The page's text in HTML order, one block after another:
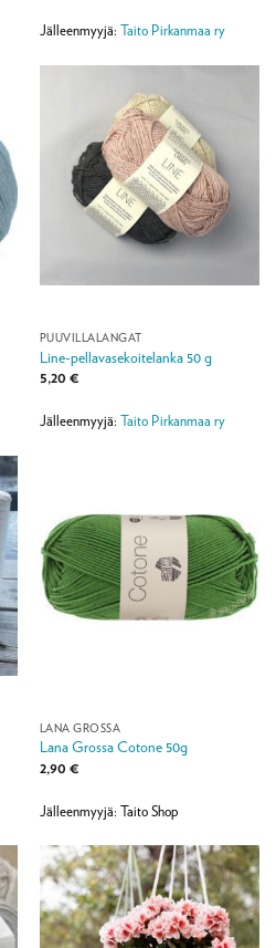
Jälleenmyyjä: Taito Pirkanmaa ry
PUUVILLALANGAT
Line-pellavasekoitelanka 50 g
5,20 €
Jälleenmyyjä: Taito Pirkanmaa ry
LANA GROSSA
Lana Grossa Cotone 50g
2,90 €
Jälleenmyyjä: Taito Shop